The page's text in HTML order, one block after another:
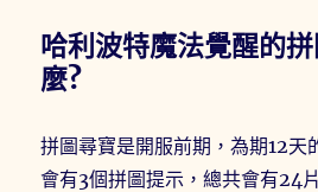
哈利波特魔法覺醒的
麼?
拼圖尋寶是開服前期，為期12天
會有3個拼圖提示，總共會有24